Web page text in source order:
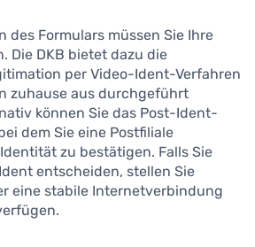
des Formulars müssen Sie Ihre
Die DKB bietet dazu die
per Video-Ident-Verfahren
zuhause aus durchgeführt
können Sie das Post-Ident-
dem Sie eine Postfiliale
zu bestätigen. Falls Sie
entscheiden, stellen Sie
eine stabile Internetverbindung